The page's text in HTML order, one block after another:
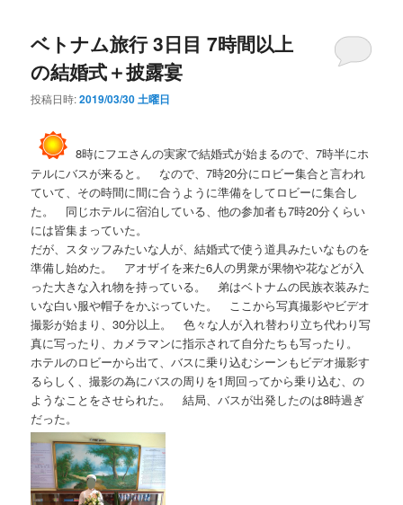
ベトナム旅行 3日目 7時間以上
の結婚式＋披露宴
投稿日時:2019/03/30 土曜日
8時にフエさんの実家で結婚式が始まるので、7時半にホ
テルにバスが来ると。 なので、7時20分にロビー集合と言われ
ていて、その時間に間に合うように準備をしてロビーに集合し
た。 同じホテルに宿泊している、他の参加者も7時20分くらい
には皆集まっていた。
だが、スタッフみたいな人が、結婚式で使う道具みたいなものを
準備し始めた。 アオザイを来た6人の男衆が果物や花などが入
った大きな入れ物を持っている。 弟はベトナムの民族衣装みた
いな白い服や帽子をかぶっていた。 ここから写真撮影やビデオ
撮影が始まり、30分以上。 色々な人が入れ替わり立ち代わり写
真に写ったり、カメラマンに指示されて自分たちも写ったり。
ホテルのロビーから出て、バスに乗り込むシーンもビデオ撮影す
るらしく、撮影の為にバスの周りを1周回ってから乗り込む、の
ようなことをさせられた。 結局、バスが出発したのは8時過ぎ
だった。